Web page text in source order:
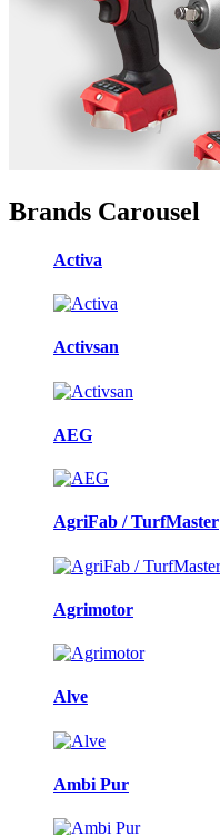
Brands Carousel
Activa
Activsan
AEG
AgriFab / TurfMaster
Agrimotor
Alve
Ambi Pur